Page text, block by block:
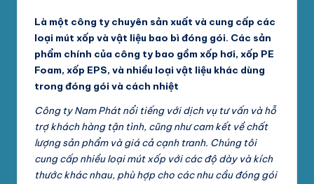
Là một công ty chuyên sản xuất và cung cấp các
loại mút xốp và vật liệu bao bì đóng gói. Các sản
phẩm chính của công ty bao gồm xốp hơi, xốp PE
Foam, xốp EPS, và nhiều loại vật liệu khác dùng
trong đóng gói và cách nhiệt
Công ty Nam Phát nổi tiếng với dịch vụ tư vấn và hỗ
trợ khách hàng tận tình, cũng như cam kết về chất
lượng sản phẩm và giá cả cạnh tranh. Chúng tôi
cung cấp nhiều loại mút xốp với các độ dày và kích
thước khác nhau, phù hợp cho các nhu cầu đóng gói